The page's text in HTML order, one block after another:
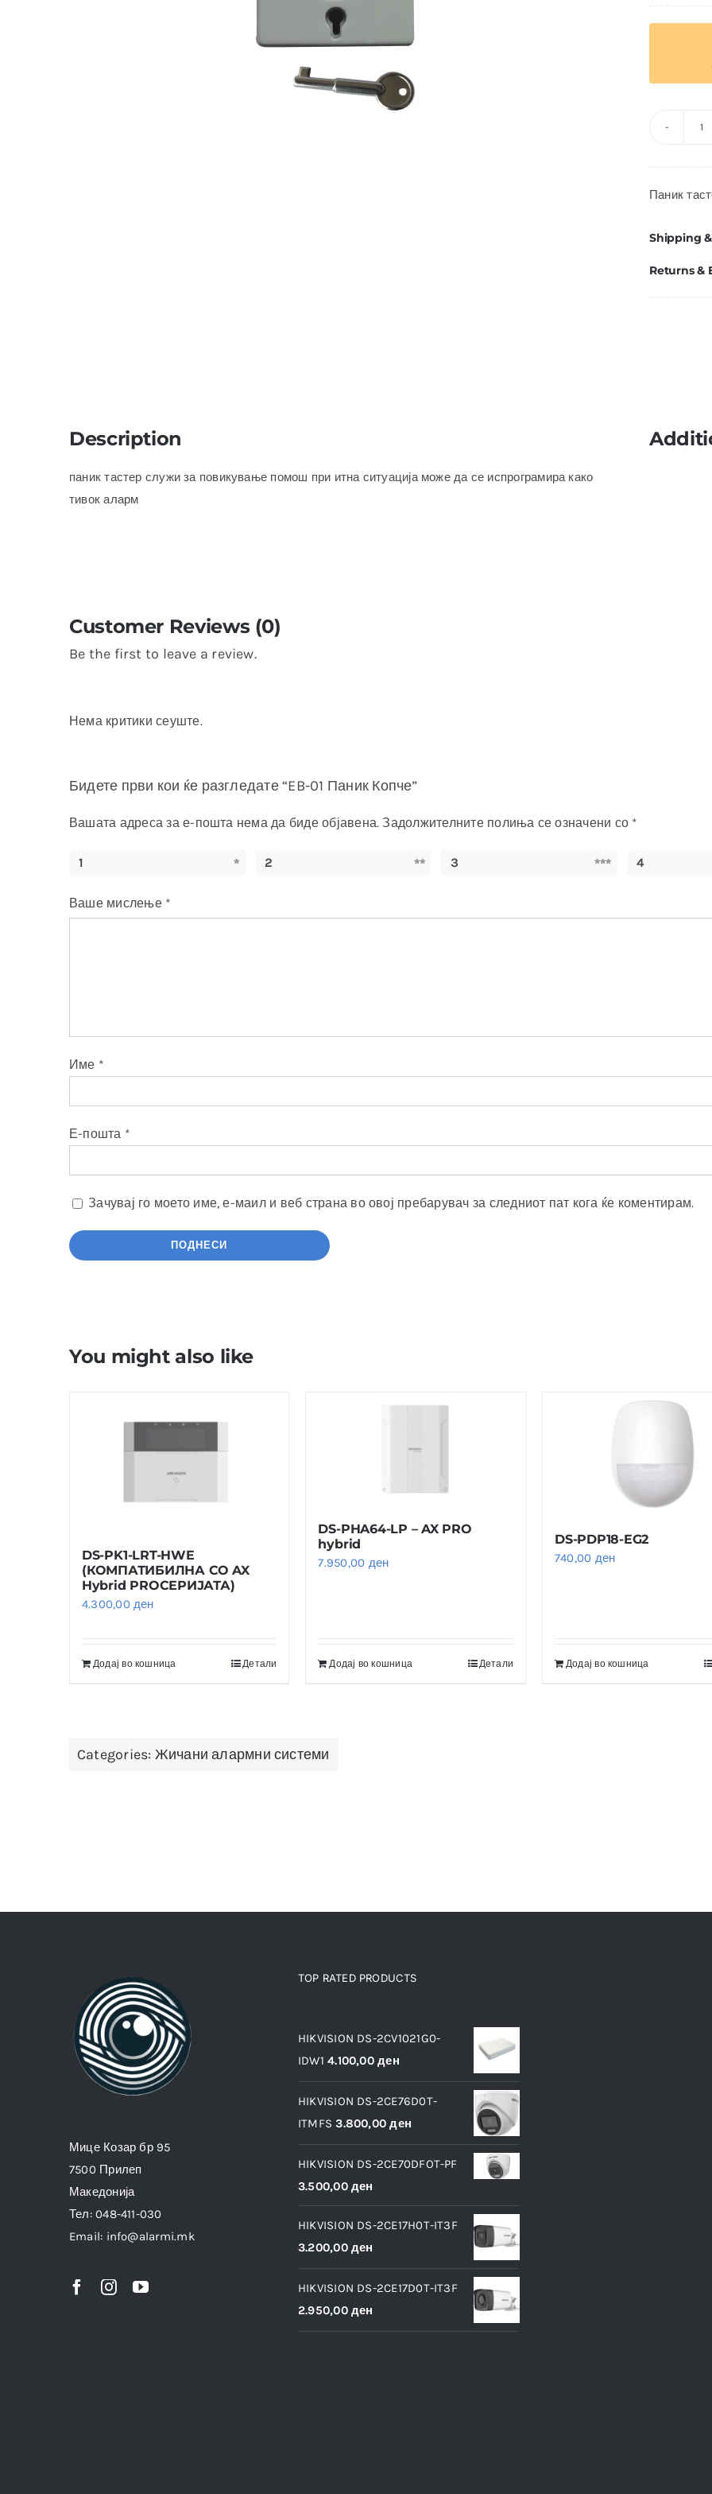
Паник
Shipping
Returns &
Description
паник тастер служи за повикување помош при итна ситуација може да се испрограмира како
тивок аларм
Customer Reviews (0)
Be the first to leave a review.
Нема критики сеуште.
Бидете први кои ќе разгледате “EB-01 Паник Копче”
Вашата адреса за е-пошта нема да биде објавена. Задолжителните полиња се означени со *
1 2 3 4
Ваше мислење *
Име *
Е-пошта *
Зачувај го моето име, е-маил и веб страна во овој пребарувач за следниот пат кога ќе коментирам.
You might also like
DS-PK1-LRT-HWE
(КОМПАТИБИЛНА СО AX
Hybrid PROСЕРИЈАТА)
4.300,00 ден
Додај во кошница Детали
DS-PHA64-LP – AX PRO
hybrid
7.950,00 ден
Додај во кошница Детали
DS-PDP18-EG2
740,00 ден
Додај во кошница
Categories: Жичани алармни системи
Мице Козар бр 95
7500 Прилеп
Македонија
Тел: 048-411-030
Email: info@alarmi.mk
TOP RATED PRODUCTS
HIKVISION DS-2CV1021G0-
IDW1 4.100,00ден
HIKVISION DS-2CE76D0T-
ITMFS 3.800,00ден
HIKVISION DS-2CE70DFOT-PF
3.500,00ден
HIKVISION DS-2CE17H0T-IT3F
3.200,00ден
HIKVISION DS-2CE17D0T-IT3F
2.950,00ден